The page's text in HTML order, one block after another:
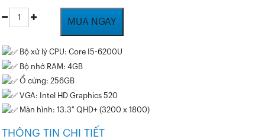
MUA NGAY
Bộ xử lý CPU: Core I5-6200U
Bộ nhớ RAM: 4GB
Ổ cứng: 256GB
VGA: Intel HD Graphics 520
Màn hình: 13.3″ QHD+ (3200 x 1800)
THÔNG TIN CHI TIẾT